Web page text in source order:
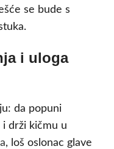
se bude s
i uloga
da popuni
i drži kičmu u
, loš oslonac glave